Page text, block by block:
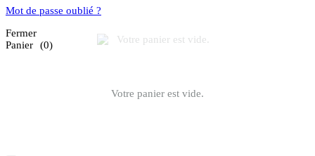
Mot de passe oublié ?
Fermer
Panier
(0)
Votre panier est vide.